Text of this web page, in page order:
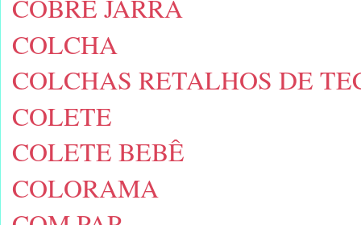
COBRE JARRA
COLCHA
COLCHAS RETALHOS DE
COLETE
COLETE BEBÊ
COLORAMA